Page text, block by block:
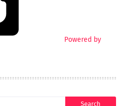
Powered by